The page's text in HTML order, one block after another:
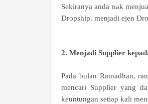
Sekiranya anda nak
Dropship. menjadi ejen
2. Menjadi Supplier
Pada bulan Ramadhan,
mencari Supplier yang
keuntungan setiap kali